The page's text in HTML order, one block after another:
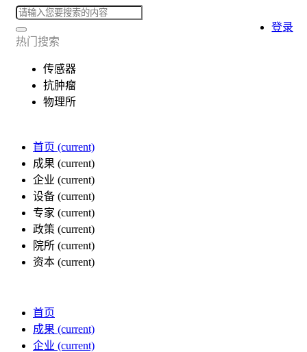
热门搜索
传感器
抗肿瘤
物理所
首页 (current)
成果 (current)
企业 (current)
设备 (current)
专家 (current)
政策 (current)
院所 (current)
资本 (current)
登录
首页
成果 (current)
企业 (current)